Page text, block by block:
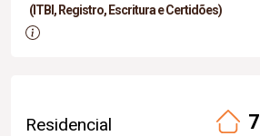
(ITBI, Registro, Escritura e Certidões)
Residencial